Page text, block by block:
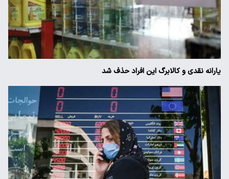
یارانه نقدی و کالابرگ این افراد حذف شد